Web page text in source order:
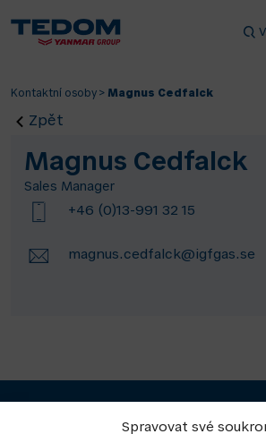
Spravovat své
Kontaktní osoby > Magnus Cedfalck
Zpět
Magnus Cedfalck
Sales Manager
+46 (0)13-991 32 15
magnus.cedfalck@igfgas.se